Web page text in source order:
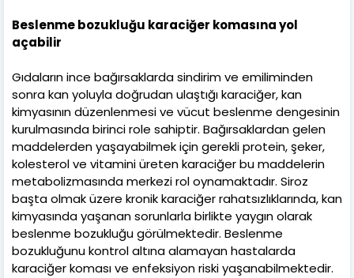
Beslenme bozukluğu karaciğer komasına yol
açabilir
Gıdaların ince bağırsaklarda sindirim ve emiliminden
sonra kan yoluyla doğrudan ulaştığı karaciğer, kan
kimyasının düzenlenmesi ve vücut beslenme dengesinin
kurulmasında birinci role sahiptir. Bağırsaklardan gelen
maddelerden yaşayabilmek için gerekli protein, şeker,
kolesterol ve vitamini üreten karaciğer bu maddelerin
metabolizmasında merkezi rol oynamaktadır. Siroz
başta olmak üzere kronik karaciğer rahatsızlıklarında, kan
kimyasında yaşanan sorunlarla birlikte yaygın olarak
beslenme bozukluğu görülmektedir. Beslenme
bozukluğunu kontrol altına alamayan hastalarda
karaciğer koması ve enfeksiyon riski yaşanabilmektedir.